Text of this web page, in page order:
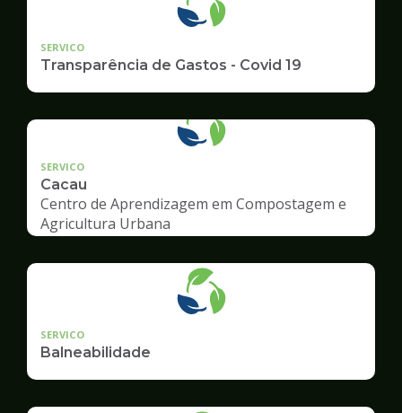
SERVICO
Transparência de Gastos - Covid 19
SERVICO
Cacau
Centro de Aprendizagem em Compostagem e
Agricultura Urbana
SERVICO
Balneabilidade